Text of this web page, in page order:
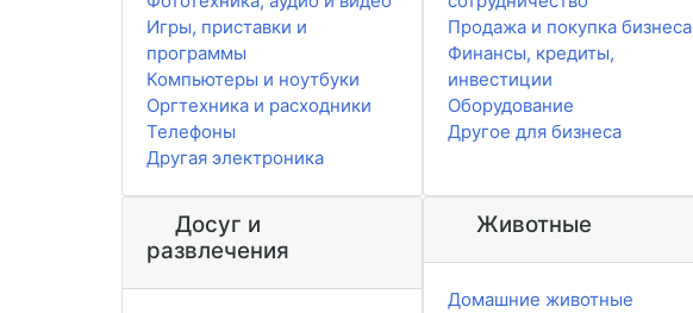
Игры, приставки и
программы
Компьютеры и ноутбуки
Оргтехника и расходники
Телефоны
Другая электроника
Продажа и покупка бизнеса
Финансы, кредиты,
инвестиции
Оборудование
Другое для бизнеса
Досуг и
развлечения
Животные
Домашние животные